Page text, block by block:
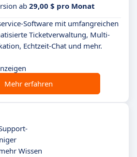
ab 29,00 $ pro Monat
Software mit umfangreichen
Ticketverwaltung, Multi-
Echtzeit-Chat und mehr.
Mehr erfahren
Wissen